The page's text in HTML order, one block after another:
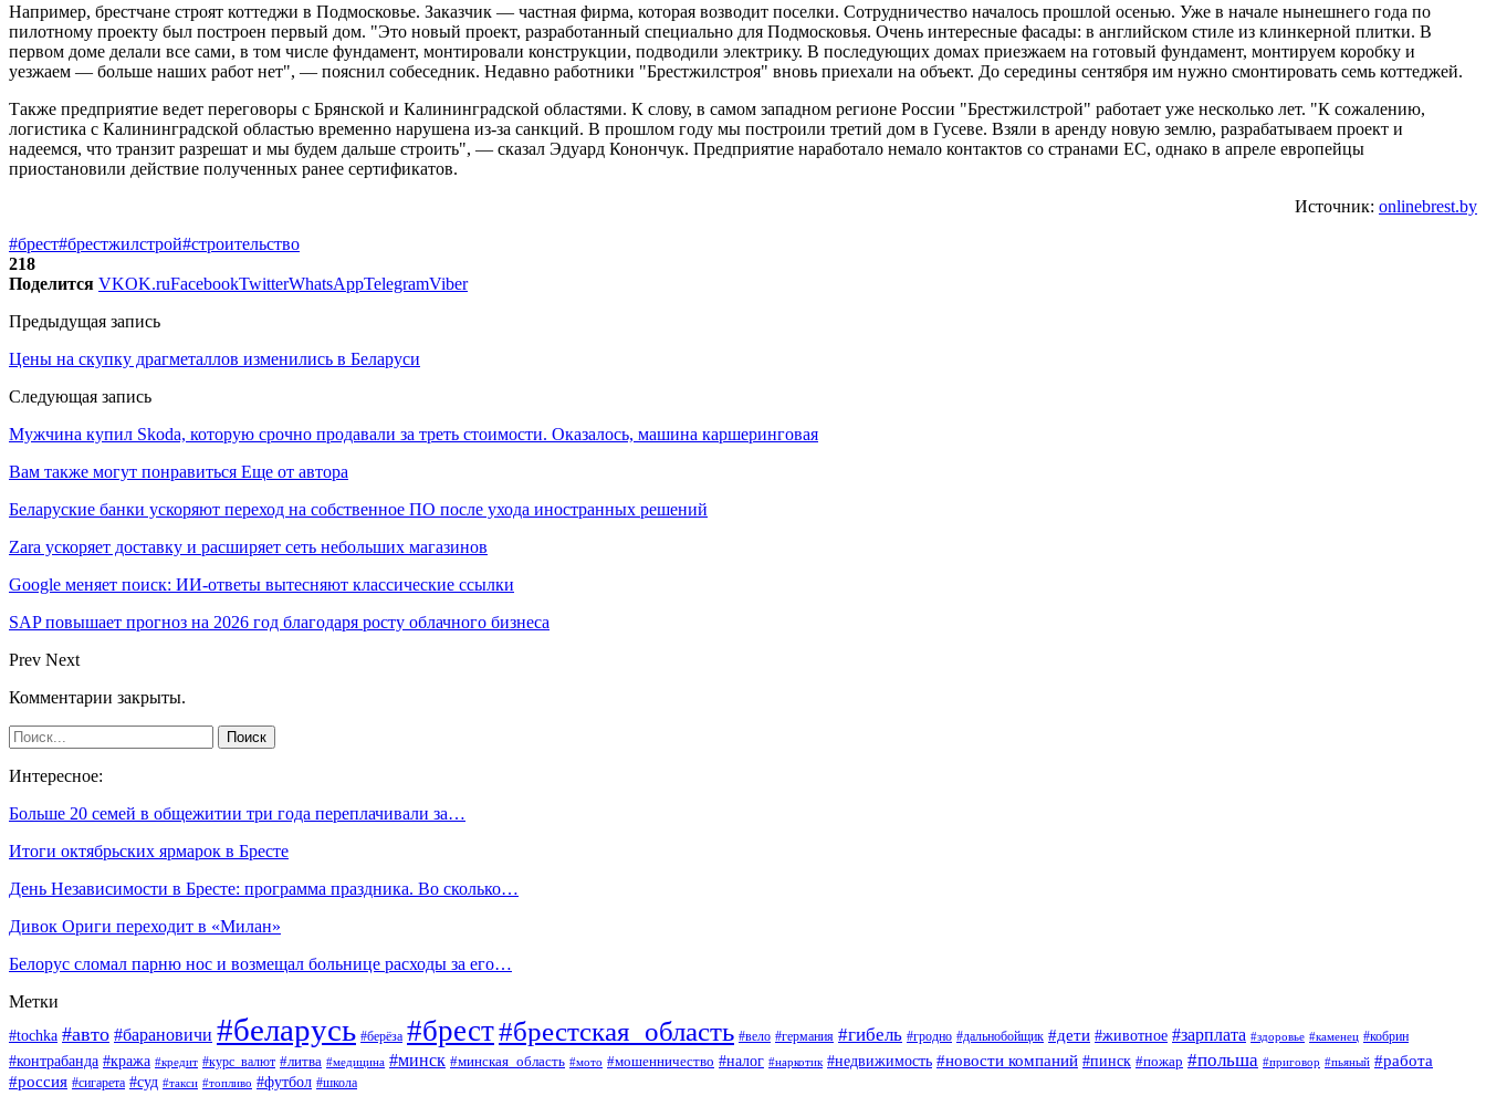
Например, брестчане строят коттеджи в Подмосковье. Заказчик — частная фирма, которая возводит поселки. Сотрудничество началось прошлой осенью. Уже в начале нынешнего года по
пилотному проекту был построен первый дом. "Это новый проект, разработанный специально для Подмосковья. Очень интересные фасады: в английском стиле из клинкерной плитки. В
первом доме делали все сами, в том числе фундамент, монтировали конструкции, подводили электрику. В последующих домах приезжаем на готовый фундамент, монтируем коробку и
уезжаем — больше наших работ нет", — пояснил собеседник. Недавно работники "Брестжилстроя" вновь приехали на объект. До середины сентября им нужно смонтировать семь коттеджей.
Также предприятие ведет переговоры с Брянской и Калининградской областями. К слову, в самом западном регионе России "Брестжилстрой" работает уже несколько лет. "К сожалению,
логистика с Калининградской областью временно нарушена из-за санкций. В прошлом году мы построили третий дом в Гусеве. Взяли в аренду новую землю, разрабатываем проект и
надеемся, что транзит разрешат и мы будем дальше строить", — сказал Эдуард Конончук. Предприятие наработало немало контактов со странами ЕС, однако в апреле европейцы
приостановили действие полученных ранее сертификатов.
Источник: onlinebrest.by
#брест#брестжилстрой#строительство
218
Поделится VKOK.ruFacebookTwitterWhatsAppTelegramViber
Предыдущая запись
Цены на скупку драгметаллов изменились в Беларуси
Следующая запись
Мужчина купил Skoda, которую срочно продавали за треть стоимости. Оказалось, машина каршеринговая
Вам также могут понравиться Еще от автора
Беларуские банки ускоряют переход на собственное ПО после ухода иностранных решений
Zara ускоряет доставку и расширяет сеть небольших магазинов
Google меняет поиск: ИИ-ответы вытесняют классические ссылки
SAP повышает прогноз на 2026 год благодаря росту облачного бизнеса
Prev Next
Комментарии закрыты.
Интересное:
Больше 20 семей в общежитии три года переплачивали за…
Итоги октябрьских ярмарок в Бресте
День Независимости в Бресте: программа праздника. Во сколько…
Дивок Ориги переходит в «Милан»
Белорус сломал парню нос и возмещал больнице расходы за его…
Метки
#tochka #авто #барановичи #беларусь #берёза #брест#брестская_область #вело #германия #гибель #гродно #дальнобойщик #дети #животное #зарплата #здоровье #каменец #кобрин
#контрабанда #кража #кредит #курс_валют #литва #медицина #минск #минская_область #мото #мошенничество #налог #наркотик #недвижимость #новости компаний #пинск #пожар #польша #приговор #пьяный #работа
#россия #сигарета #суд #такси #топливо #футбол #школа